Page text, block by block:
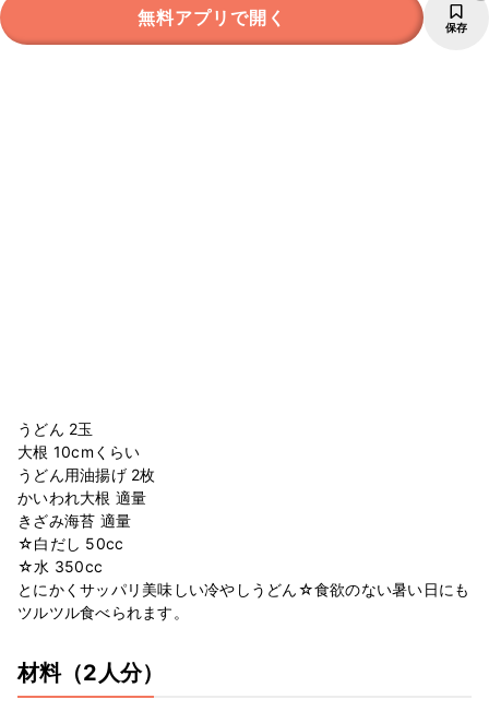
無料アプリで開く 保存
うどん 2玉
大根 10cmくらい
うどん用油揚げ 2枚
かいわれ大根 適量
きざみ海苔 適量
☆白だし 50cc
☆水 350cc
とにかくサッパリ美味しい冷やしうどん☆食欲のない暑い日にも
ツルツル食べられます。
材料（2人分）